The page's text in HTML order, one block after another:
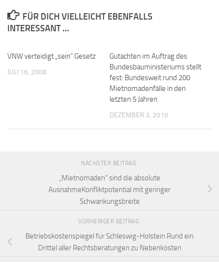
FÜR DICH VIELLEICHT EBENFALLS
INTERESSANT …
VNW verteidigt „sein“ Gesetz
JULI 16, 2008
Gutachten im Auftrag des
Bundesbauministeriums stellt
fest: Bundesweit rund 200
Mietnomadenfälle in den
letzten 5 Jahren
DEZEMBER 3, 2010
NÄCHSTER BEITRAG
„Mietnomaden“ sind die absolute
AusnahmeKonfliktpotential mit geringer
Schwankungsbreite
VORHERIGER BEITRAG
Betriebskostenspiegel für Schleswig-Holstein Rund ein
Drittel aller Rechtsberatungen zu Nebenkosten